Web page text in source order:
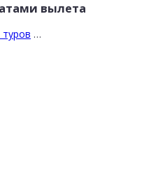
вылета
туров …